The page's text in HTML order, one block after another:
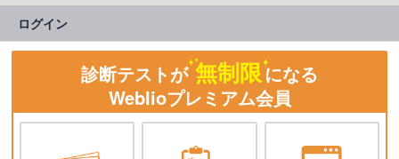
ログイン
診断テストが 無制限になる
Weblioプレミアム会員